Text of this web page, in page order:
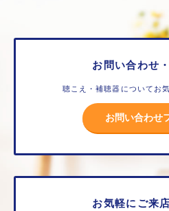
お問い合わせ
聴こえ・補聴器についてお
お問い合わせ
お気軽にご来